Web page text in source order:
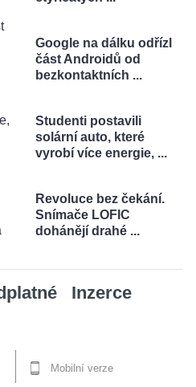
Google na dálku odřízl
část Androidů od
bezkontaktních ...
Studenti postavili
solární auto, které
vyrobí více energie, ...
Revoluce bez čekání.
Snímače LOFIC
dohánějí drahé ...
Inzerce
Mobilní verze